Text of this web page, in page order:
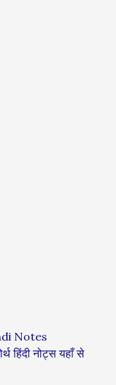
Notes
हिंदी नोट्स यहाँ से